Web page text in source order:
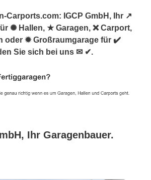
Carports.com: IGCP GmbH, Ihr ↗️
✺ Hallen, ★ Garagen, ❌ Carport,
oder ✹ Großraumgarage für ✔️
Sie sich bei uns ✉ ✔.
Ihr Garagenbauer.